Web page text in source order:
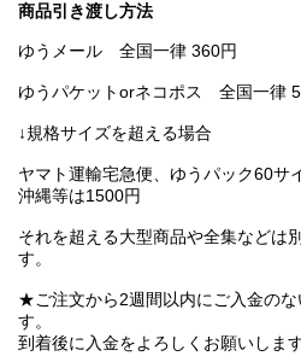
商品引き渡し方法
ゆうメール 全国一律 360円
ゆうパケットorネコポス 全国一律
↓規格サイズを超える場合
ヤマト運輸宅急便、ゆうパック60
沖縄等は1500円
それを超える大型商品や全集などは
す。
★ご注文から2週間以内にご入金のな
す。
到着後に入金をよろしくお願いします